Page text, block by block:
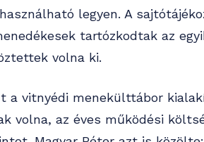
legyen. A
tartózkodtak az
volna ki.
a vitnyédi menekülttábor
volna, az éves működési